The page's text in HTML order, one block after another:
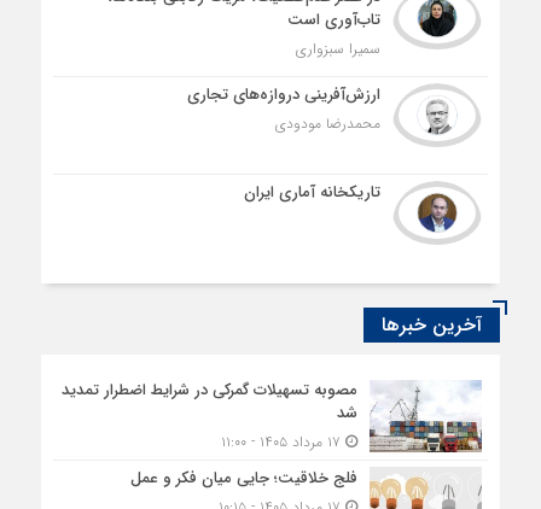
تاب‌آوری است
سمیرا سبزواری
ارزش‌آفرینی دروازه‌های تجاری
محمدرضا مودودی
تاریکخانه آماری ایران
آخرین خبرها
مصوبه تسهیلات گمرکی در شرایط اضطرار تمدید
شد
فلج خلاقیت؛ جایی میان فکر و عمل